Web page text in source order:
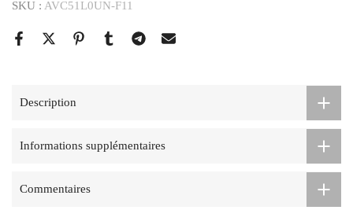
SKU : AVC51L0UN-F11
Description
Informations supplémentaires
Commentaires